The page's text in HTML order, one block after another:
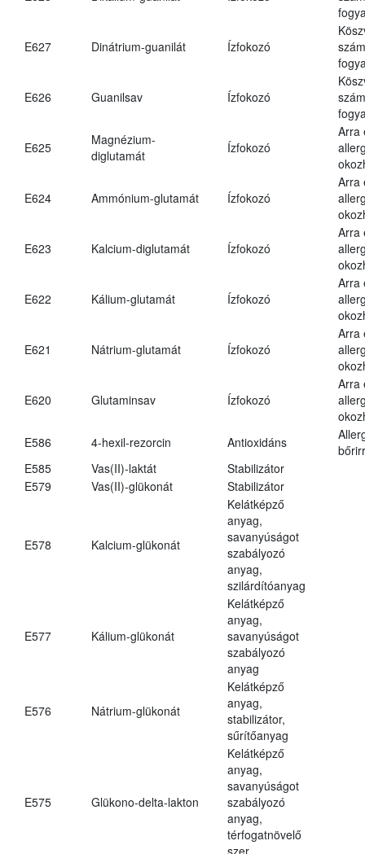
E627 Dinátrium-guanilát Ízfokozó
E626 Guanilsav Ízfokozó
E625
Magnézium-
diglutamát
Ízfokozó
Arra
E624 Ammónium-glutamát Ízfokozó
Arra
E623 Kalcium-diglutamát Ízfokozó
Arra
E622 Kálium-glutamát Ízfokozó
Arra
E621 Nátrium-glutamát Ízfokozó
Arra
E620 Glutaminsav Ízfokozó
Arra
E586
4-hexil-rezorcin Antioxidáns
E585
Vas(II)-laktát
Stabilizátor
E579
Vas(II)-glükonát Stabilizátor
E578 Kalcium-glükonát
Kelátképző
anyag,
savanyúságot
szabályozó
anyag,
szilárdítóanyag
E577 Kálium-glükonát
Kelátképző
anyag,
savanyúságot
szabályozó
anyag
E576 Nátrium-glükonát
Kelátképző
anyag,
stabilizátor,
sűrítőanyag
E575 Glükono-delta-lakton
Kelátképző
anyag,
savanyúságot
szabályozó
anyag,
térfogatnövelő
szer